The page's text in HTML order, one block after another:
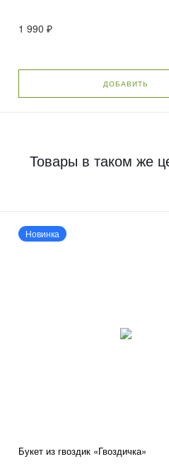
1 990 ₽
ДОБАВИТЬ
Товары в таком же
Новинка
Букет из гвоздик «Гвоздичка»